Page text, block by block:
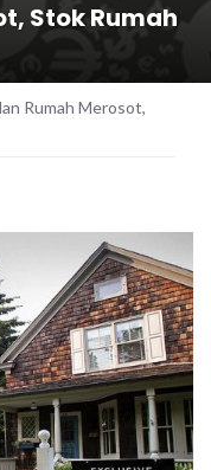
Stok Rumah
Rumah Merosot,